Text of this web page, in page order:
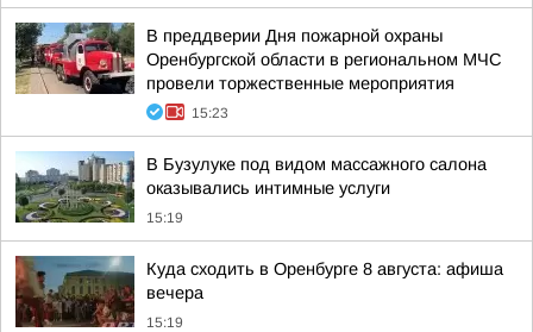
В преддверии Дня пожарной охраны
Оренбургской области в региональном МЧС
провели торжественные мероприятия
15:23
В Бузулуке под видом массажного салона
оказывались интимные услуги
15:19
Куда сходить в Оренбурге 8 августа: афиша
вечера
15:19